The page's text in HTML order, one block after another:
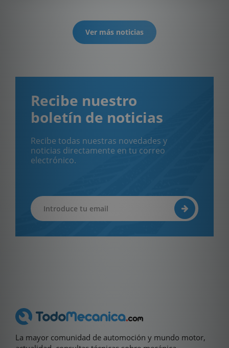
Ver más noticias
Recibe nuestro
boletín de noticias
Recibe todas nuestras novedades y
noticias directamente en tu correo
electrónico.
La mayor comunidad de automoción y mundo motor,